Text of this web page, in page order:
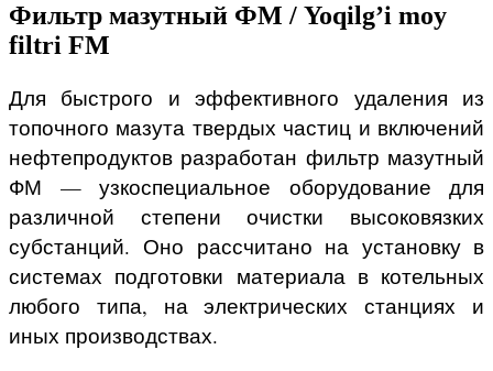
Фильтр мазутный ФМ / Yoqilg’i moy
filtri FM
Для быстрого и эффективного удаления из
топочного мазута твердых частиц и включений
нефтепродуктов разработан фильтр мазутный
ФМ — узкоспециальное оборудование для
различной степени очистки высоковязких
субстанций. Оно рассчитано на установку в
системах подготовки материала в котельных
любого типа, на электрических станциях и
иных производствах.